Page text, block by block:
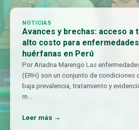
NOTICIAS
Avances y brechas: acceso a
alto costo para
huérfanas en Perú
Por Ariadna Marengo Las
(ERH) son un conjunto de condiciones
baja prevalencia, tratamiento y
m…
Leer más →